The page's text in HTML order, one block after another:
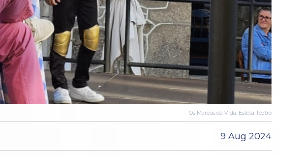
Os Marcos da Vida, Esteta Teatro
9 Aug 2024